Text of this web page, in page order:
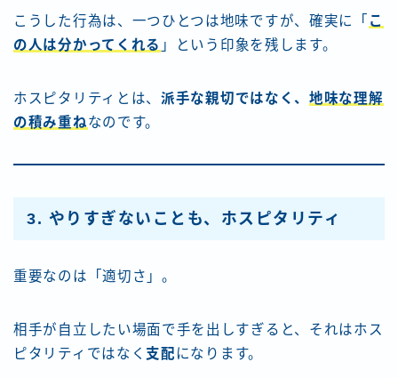
こうした行為は、一つひとつは地味ですが、確実に「 こ
の人は分かってくれる 」という印象を残します。
ホスピタリティとは、 派手な親切ではなく、 地味な理解
の積み重ねなのです。
3. やりすぎないことも、ホスピタリティ
重要なのは「適切さ」。
相手が自立したい場面で手を出しすぎると、それはホス
ピタリティではなく 支配 になります。